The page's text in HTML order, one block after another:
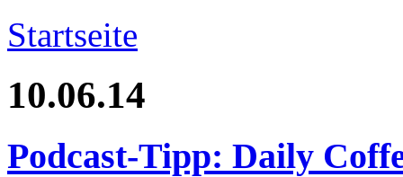
Startseite
10.06.14
Podcast-Tipp: Daily